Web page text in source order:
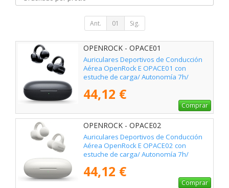
Ant. 01 Sig.
OPENROCK - OPACE01
Auriculares Deportivos de Conducción
Aérea OpenRock E OPACE01 con
estuche de carga/ Autonomía 7h/
44,12 €
Comprar
OPENROCK - OPACE02
Auriculares Deportivos de Conducción
Aérea OpenRock E OPACE02 con
estuche de carga/ Autonomía 7h/
44,12 €
Comprar